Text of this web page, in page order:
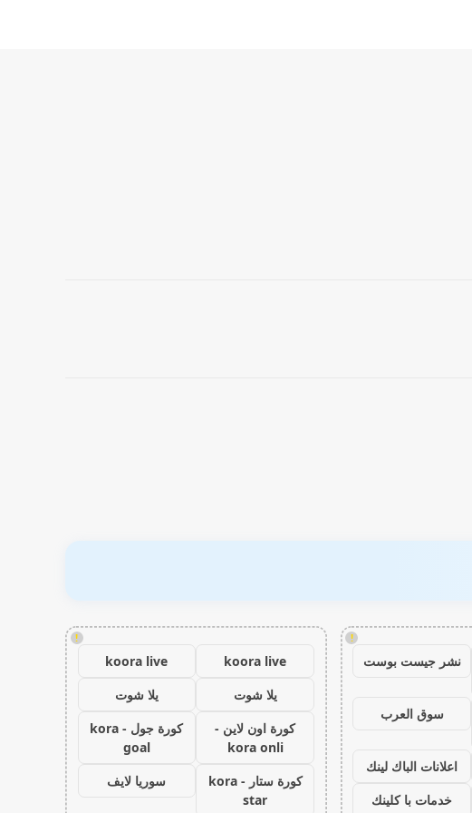
!
نشر جيست بوست
سوق العرب
اعلانات الباك لينك
خدمات با كلينك
!
koora live
koora live
يلا شوت
يلا شوت
كورة اون لاين -
kora onli
كورة جول - kora
goal
كورة ستار - kora
star
سوريا لايف